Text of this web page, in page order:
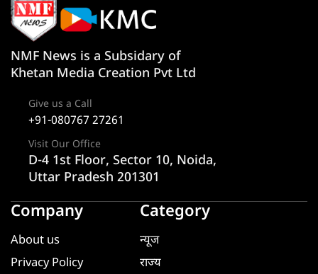
NMF News is a Subsidary of
Khetan Media Creation Pvt Ltd
Give us a Call
+91-080767 27261
Visit Our Office
D-4 1st Floor, Sector 10, Noida,
Uttar Pradesh 201301
Company
About us
Privacy Policy
Category
न्यूज
राज्य